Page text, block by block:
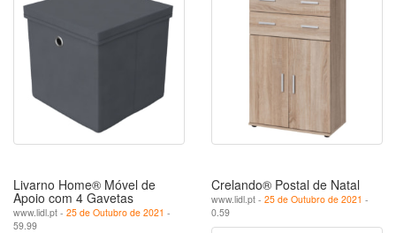
Livarno Home® Móvel de
Apoio com 4 Gavetas
www.lidl.pt - 25 de Outubro de 2021 -
59.99
Crelando® Postal de Natal
www.lidl.pt - 25 de Outubro de 2021 -
0.59